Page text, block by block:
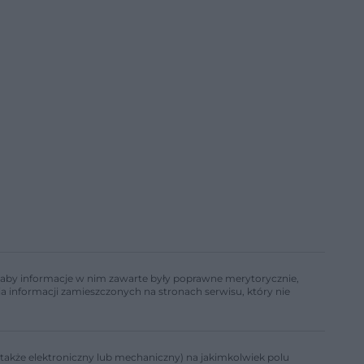
informacje w nim zawarte były poprawne merytorycznie,
informacji zamieszczonych na stronach serwisu, który nie
elektroniczny lub mechaniczny) na jakimkolwiek polu